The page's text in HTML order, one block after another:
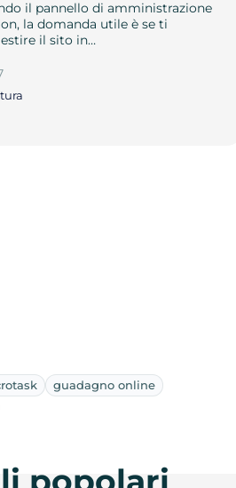
il pannello di amministrazione
la domanda utile è se ti
il sito in…
guadagno online